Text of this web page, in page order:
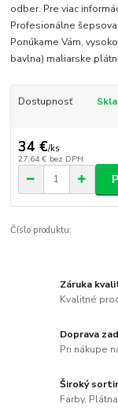
odber. Pre viac
Profesionálne
Ponúkame Vám,
bavlna) maliarske
Dostupnosť
34 €/ks
27,64 € bez DPH
Číslo produktu:
Záruka
Kvalitné
Doprava
Pri nákupe
Široký
Farby,